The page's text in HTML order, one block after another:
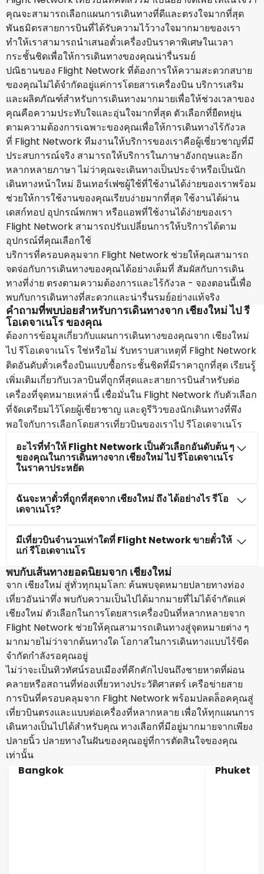
คุณจะสามารถเลือกแผนการเดินทางที่ดีและตรงใจมากที่สุด
พันธมิตรสายการบินที่ได้รับความไว้วางใจมากมายของเรา
ทำให้เราสามารถนำเสนอตั๋วเครื่องบินราคาพิเศษในเวลา
กระชั้นชิดเพื่อให้การเดินทางของคุณน่ารื่นรมย์
ปณิธานของ Flight Network ที่ต้องการให้ความสะดวกสบาย
ของคุณไม่ได้จำกัดอยู่แค่การโดยสารเครื่องบิน บริการเสริม
และผลิตภัณฑ์สำหรับการเดินทางมากมายเพื่อให้ช่วงเวลาของ
คุณคือความประทับใจและอุ่นใจมากที่สุด ตัวเลือกที่ยืดหยุ่น
ตามความต้องการเฉพาะของคุณเพื่อให้การเดินทางไร้กังวล
ที่ Flight Network ทีมงานให้บริการของเราคือผู้เชี่ยวชาญที่มี
ประสบการณ์จริง สามารถให้บริการในภาษาอังกฤษและอีก
หลากหลายภาษา ไม่ว่าคุณจะเดินทางเป็นประจำหรือเป็นนัก
เดินทางหน้าใหม่ อินเทอร์เฟซผู้ใช้ที่ใช้งานได้ง่ายของเราพร้อม
ช่วยให้การใช้งานของคุณเรียบง่ายมากที่สุด ใช้งานได้ผ่าน
เดสก์ทอป อุปกรณ์พกพา หรือแอพที่ใช้งานได้ง่ายของเรา
Flight Network สามารถปรับเปลี่ยนการให้บริการได้ตาม
อุปกรณ์ที่คุณเลือกใช้
บริการที่ครอบคลุมจาก Flight Network ช่วยให้คุณสามารถ
จดจ่อกับการเดินทางของคุณได้อย่างเต็มที่ สัมผัสกับการเดิน
ทางที่ง่าย ตรงตามความต้องการและไร้กังวล - จองตอนนี้เพื่อ
พบกับการเดินทางที่สะดวกและน่ารื่นรมย์อย่างแท้จริง
คำถามที่พบบ่อยสำหรับการเดินทางจาก เชียงใหม่ ไป รี
โอเดจาเนโร ของคุณ
ต้องการข้อมูลเกี่ยวกับแผนการเดินทางของคุณจาก เชียงใหม่
ไป รีโอเดจาเนโร ใช่หรือไม่ รับทราบสาเหตุที่ Flight Network
ติดอันดับตั๋วเครื่องบินแบบซื้อกระชั้นชิดที่มีราคาถูกที่สุด เรียนรู้
เพิ่มเติมเกี่ยวกับเวลาบินที่ถูกที่สุดและสายการบินสำหรับต่อ
เครื่องที่จุดหมายเหล่านี้ เชื่อมั่นใน Flight Network กับตัวเลือก
ที่จัดเตรียมไว้โดยผู้เชี่ยวชาญ และดูรีวิวของนักเดินทางที่พึง
พอใจกับการเลือกโดยสารเที่ยวบินของเราไป รีโอเดจาเนโร
อะไรที่ทำให้ Flight Network เป็นตัวเลือกอันดับต้น ๆ
ของคุณในการเดินทางจาก เชียงใหม่ ไป รีโอเดจาเนโร
ในราคาประหยัด
ฉันจะหาตั๋วที่ถูกที่สุดจาก เชียงใหม่ ถึง ได้อย่างไร รีโอ
เดจาเนโร?
มีเที่ยวบินจำนวนเท่าใดที่ Flight Network ขายตั๋วให้
แก่ รีโอเดจาเนโร
พบกับเส้นทางยอดนิยมจาก เชียงใหม่
จาก เชียงใหม่ สู่ทั่วทุกมุมโลก: ค้นพบจุดหมายปลายทางท่อง
เที่ยวอันน่าทึ่ง พบกับความเป็นไปได้มากมายที่ไม่ได้จำกัดแค่
เชียงใหม่ ตัวเลือกในการโดยสารเครื่องบินที่หลากหลายจาก
Flight Network ช่วยให้คุณสามารถเดินทางสู่จุดหมายต่าง ๆ
มากมายไม่ว่าจากต้นทางใด โอกาสในการเดินทางแบบไร้ขีด
จำกัดกำลังรอคุณอยู่
ไม่ว่าจะเป็นทิวทัศน์รอบเมืองที่คึกคักไปจนถึงชายหาดที่ผ่อน
คลายหรือสถานที่ท่องเที่ยวทางประวัติศาสตร์ เครือข่ายสาย
การบินที่ครอบคลุมจาก Flight Network พร้อมปลดล็อคคุณสู่
เที่ยวบินตรงและแบบต่อเครื่องที่หลากหลาย เพื่อให้ทุกแผนการ
เดินทางเป็นไปได้สำหรับคุณ ทางเลือกที่มีอยู่มากมายจากเพียง
ปลายนิ้ว ปลายทางในฝันของคุณอยู่ที่การตัดสินใจของคุณ
เท่านั้น
Bangkok
Phuket